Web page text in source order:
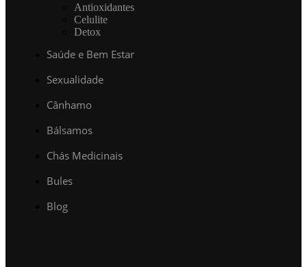
Antioxidantes
Celulite
Detox
Saúde e Bem Estar
Sexualidade
Cânhamo
Bálsamos
Chás Medicinais
Bules
Blog